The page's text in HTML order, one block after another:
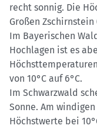
recht sonnig. Die
Großen Zschirnstein
Im Bayerischen
Hochlagen ist es
von 10°C auf 6°C.
Im Schwarzwald
Sonne. Am
Höchstwerte bei